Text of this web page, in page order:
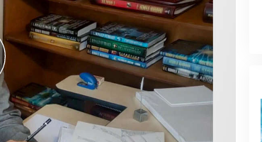
Решение
Дети
Инструменты
в работе
Этика и
Причина